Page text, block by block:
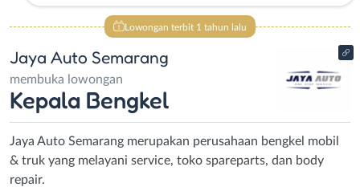
Lowongan terbit 1 tahun lalu
Jaya Auto Semarang
membuka lowongan
Kepala Bengkel
Jaya Auto Semarang merupakan perusahaan bengkel mobil
& truk yang melayani service, toko spareparts, dan body
repair.